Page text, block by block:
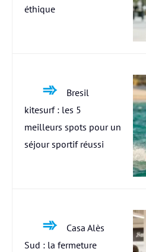
éthique
Bresil
kitesurf : les 5
meilleurs spots pour un
séjour sportif réussi
Casa Alès
Sud : la fermeture